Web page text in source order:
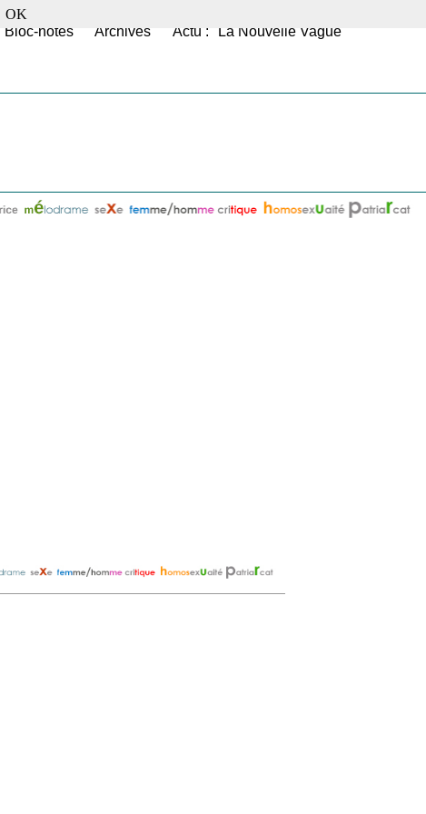
Bloc-notes Archives
Actu : "La Nouvelle Vague"
OK